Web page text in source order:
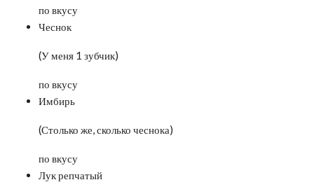
по вкусу
Чеснок
(У меня 1 зубчик)
по вкусу
Имбирь
(Столько же, сколько чеснока)
по вкусу
Лук репчатый